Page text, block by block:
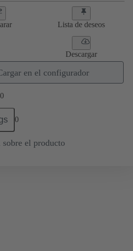
Lista de deseos
Descargar
en el configurador
0
0
sobre el producto